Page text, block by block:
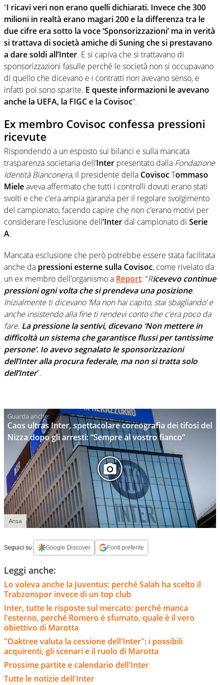
“I ricavi veri non erano quelli dichiarati. Invece che 300
milioni in realtà erano magari 200 e la differenza tra le
due cifre era sotto la voce ‘Sponsorizzazioni’ ma in verità
si trattava di società amiche di Suning che si prestavano
a dare soldi all’Inter. E si capiva che si trattavano di
sponsorizzazioni fasulle perché le società non si occupavano
di quello che dicevano e i contratti non avevano senso, e
infatti poi sono sparite. E queste informazioni le avevano
anche la UEFA, la FIGC e la Covisoc”.
Ex membro Covisoc confessa pressioni
ricevute
Rispondendo a un esposto sui bilanci e sulla mancata
trasparenza societaria dell’Inter presentato dalla Fondazione
Identità Bianconera, il presidente della CovisocTommaso
Mieleaveva affermato che tutti i controlli dovuti erano stati
svolti e che c’era ampia garanzia per il regolare svolgimento
del campionato, facendo capire che non c’erano motivi per
considerare l’esclusione dell’Inter dal campionato di Serie
A.
Mancata esclusione che però potrebbe essere stata facilitata
anche da pressioni esterne sulla Covisoc, come rivelato da
un ex membro dell’organismo a Report: “Ricevevo continue
pressioni ogni volta che si prendeva una posizione.
Inizialmente ti dicevano ‘Ma non hai capito, stai sbagliando’ e
anche insistendo alla fine ti rendevi conto che c’era poco da
fare. La pressione la sentivi, dicevano ‘Non mettere in
difficoltà un sistema che garantisce flussi per tantissime
persone’. Io avevo segnalato le sponsorizzazioni
dell’Inter alla procura federale, ma non si tratta solo
dell’Inter”.
Caos ultras Inter, spettacolare coreografia dei tifosi del
Nizza dopo gli arresti: “Sempre al vostro fianco”
Ansa
Seguici su: Google Discover Fonti preferite
Leggi anche:
Lo voleva anche la Juventus: perché Salah ha scelto il
Trabzonspor invece di un top club
Inter, tutte le risposte sul mercato: perché manca
l'esterno, perché Romero è sfumato, quale è il vero
obiettivo di Marotta
"Oaktree valuta la cessione dell'Inter": i possibili
acquirenti, gli scenari e il ruolo di Marotta
Prossime partite e calendario dell'Inter
Tutte le notizie dell'Inter